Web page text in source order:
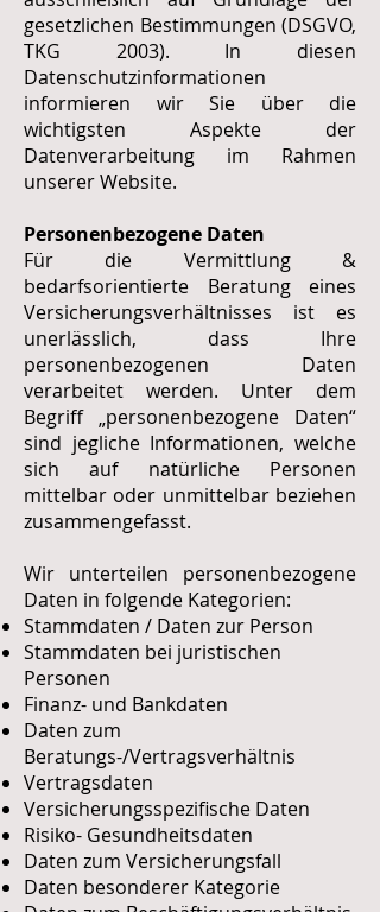
gesetzlichen Bestimmungen (DSGVO,
TKG 2003). In diesen
Datenschutzinformationen
informieren wir Sie über die
wichtigsten Aspekte der
Datenverarbeitung im Rahmen
unserer Website.
Personenbezogene Daten
Für die Vermittlung &
bedarfsorientierte Beratung eines
Versicherungsverhältnisses ist es
unerlässlich, dass Ihre
personenbezogenen Daten
verarbeitet werden. Unter dem
Begriff „personenbezogene Daten“
sind jegliche Informationen, welche
sich auf natürliche Personen
mittelbar oder unmittelbar beziehen
zusammengefasst.
Wir unterteilen personenbezogene
Daten in folgende Kategorien:
Stammdaten / Daten zur Person
Stammdaten bei juristischen
Personen
Finanz- und Bankdaten
Daten zum
Beratungs-/Vertragsverhältnis
Vertragsdaten
Versicherungsspezifische Daten
Risiko- Gesundheitsdaten
Daten zum Versicherungsfall
Daten besonderer Kategorie